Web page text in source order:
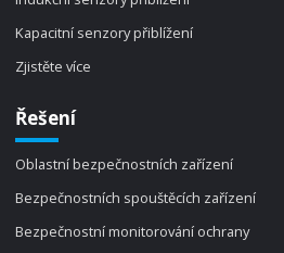
Kapacitní senzory přiblížení
Zjistěte více
Řešení
Oblastní bezpečnostních zařízení
Bezpečnostních spouštěcích zařízení
Bezpečnostní monitorování ochrany